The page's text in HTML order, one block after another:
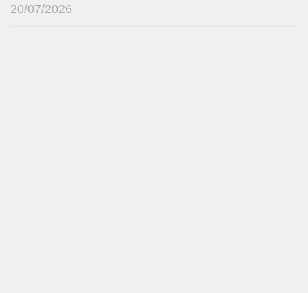
20/07/2026